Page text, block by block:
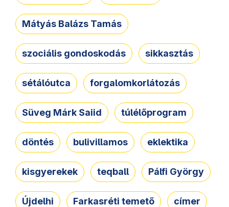
Mátyás Balázs Tamás
szociális gondoskodás sikkasztás
sétálóutca forgalomkorlátozás
Süveg Márk Saiid túlélőprogram
döntés bulivillamos eklektika
kisgyerekek teqball Pálfi György
Újdelhi Farkasréti temető címer